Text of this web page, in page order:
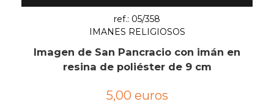
ref.: 05/358
IMANES RELIGIOSOS
Imagen de San Pancracio con imán en
resina de poliéster de 9 cm
5,00 euros